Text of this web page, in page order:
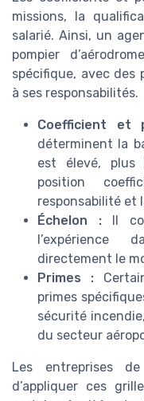
missions, la
salarié. Ainsi, un
pompier
spécifique, avec des
à ses responsabilités.
Coefficient et
déterminent la
est élevé, plus
position
responsabilité et
Échelon :Il
l’expérience
directement le
Primes :
primes
sécurité
du secteur
Les entreprises
d’appliquer ces